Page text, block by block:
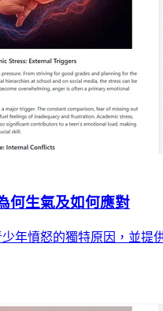
何生氣及如何應對
年憤怒的獨特原因，並提